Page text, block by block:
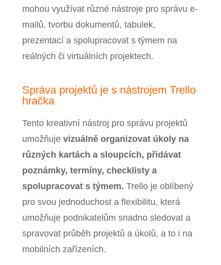
mohou využívat různé nástroje pro správu e-
mailů, tvorbu dokumentů, tabulek,
prezentací a spolupracovat s týmem na
reálných či virtuálních projektech.
Správa projektů je s nástrojem Trello
hračka
Tento kreativní nástroj pro správu projektů
umožňujevizuálně organizovat úkoly na
různých kartách a sloupcích, přidávat
poznámky, termíny, checklisty a
spolupracovat s týmem. Trello je oblíbený
pro svou jednoduchost a flexibilitu, která
umožňuje podnikatelům snadno sledovat a
spravovat průběh projektů a úkolů, a to i na
mobilních zařízeních.